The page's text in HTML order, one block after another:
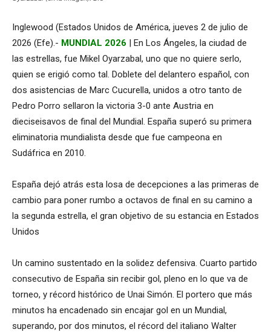
Inglewood (Estados Unidos de América, jueves 2 de julio de
2026 (Efe).- MUNDIAL 2026 | En Los Ángeles, la ciudad de
las estrellas, fue Mikel Oyarzabal, uno que no quiere serlo,
quien se erigió como tal. Doblete del delantero español, con
dos asistencias de Marc Cucurella, unidos a otro tanto de
Pedro Porro sellaron la victoria 3-0 ante Austria en
dieciseisavos de final del Mundial. España superó su primera
eliminatoria mundialista desde que fue campeona en
Sudáfrica en 2010.
España dejó atrás esta losa de decepciones a las primeras de
cambio para poner rumbo a octavos de final en su camino a
la segunda estrella, el gran objetivo de su estancia en Estados
Unidos
Un camino sustentado en la solidez defensiva. Cuarto partido
consecutivo de España sin recibir gol, pleno en lo que va de
torneo, y récord histórico de Unai Simón. El portero que más
minutos ha encadenado sin encajar gol en un Mundial,
superando, por dos minutos, el récord del italiano Walter